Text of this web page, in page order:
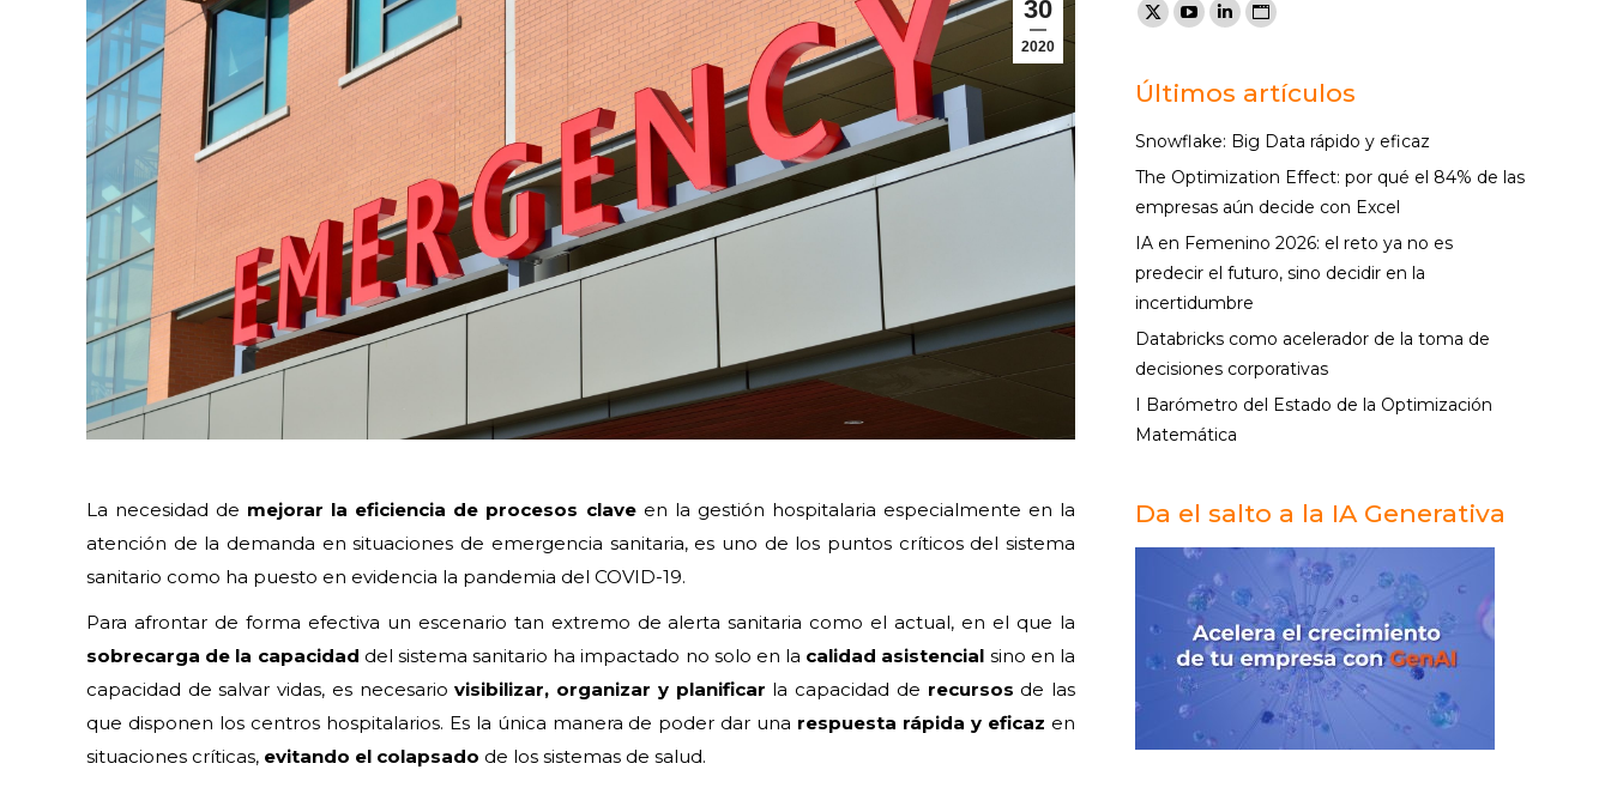
30
2020
La necesidad de mejorar la eficiencia de procesos claveen la gestión hospitalaria especialmente en la
atención de la demanda en situaciones de emergencia sanitaria, es uno de los puntos críticos del sistema
sanitario como ha puesto en evidencia la pandemia del COVID-19.
Para afrontar de forma efectiva un escenario tan extremo de alerta sanitaria como el actual, en el que la
sobrecarga de la capacidad del sistema sanitario ha impactado no solo en la calidad asistencial sino en la
capacidad de salvar vidas, es necesariovisibilizar, organizar y planificar la capacidad de recursos de las
que disponen los centros hospitalarios. Es la única manera de poder dar una respuesta rápida y eficaz en
situaciones críticas, evitando el colapsado de los sistemas de salud.
Encuéntranos en:
X
opens
new
window
YouTube
opens
new
window
Linkedin
opens
new
window
Sitio
page
in
new
window
Últimos artículos
Snowflake: Big Data rápido y eficaz
The Optimization Effect: por qué el 84% de las
empresas aún decide con Excel
IA en Femenino 2026: el reto ya no es
predecir el futuro, sino decidir en la
incertidumbre
Databricks como acelerador de la toma de
decisiones corporativas
I Barómetro del Estado de la Optimización
Matemática
Da el salto a la IA Generativa